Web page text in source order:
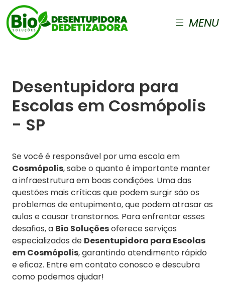
MENU
Desentupidora para
Escolas em Cosmópolis
- SP
Se você é responsável por uma escola em
Cosmópolis, sabe o quanto é importante manter
a infraestrutura em boas condições. Uma das
questões mais críticas que podem surgir são os
problemas de entupimento, que podem atrasar as
aulas e causar transtornos. Para enfrentar esses
desafios, a Bio Soluçõesoferece serviços
especializados de Desentupidora para Escolas
em Cosmópolis, garantindo atendimento rápido
e eficaz. Entre em contato conosco e descubra
como podemos ajudar!